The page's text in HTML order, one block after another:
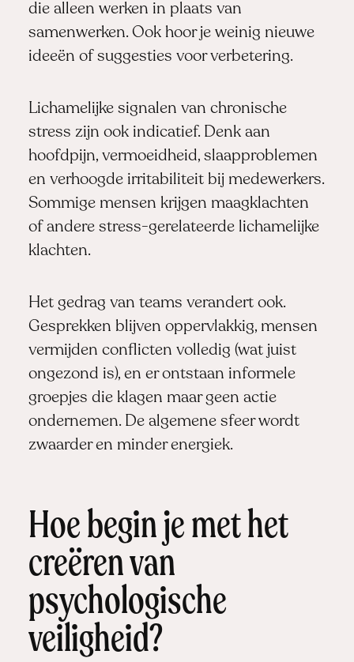
die alleen werken in plaats van
samenwerken. Ook hoor je weinig nieuwe
ideeën of suggesties voor verbetering.
Lichamelijke signalen van chronische
stress zijn ook indicatief. Denk aan
hoofdpijn, vermoeidheid, slaapproblemen
en verhoogde irritabiliteit bij medewerkers.
Sommige mensen krijgen maagklachten
of andere stress-gerelateerde lichamelijke
klachten.
Het gedrag van teams verandert ook.
Gesprekken blijven oppervlakkig, mensen
vermijden conflicten volledig (wat juist
ongezond is), en er ontstaan informele
groepjes die klagen maar geen actie
ondernemen. De algemene sfeer wordt
zwaarder en minder energiek.
Hoe begin je met het
creëren van
psychologische
veiligheid?